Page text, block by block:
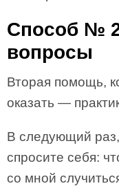
Способ №
вопросы
Вторая помощь,
оказать —
В следующий раз,
спросите себя:
со мной